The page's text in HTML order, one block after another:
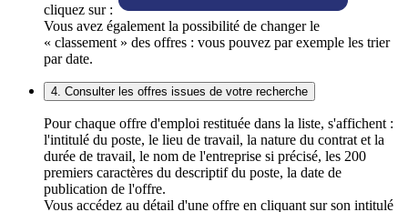
cliquez sur :
Vous avez également la possibilité de changer le
« classement » des offres : vous pouvez par exemple les trier
par date.
4. Consulter les offres issues de votre recherche
Pour chaque offre d'emploi restituée dans la liste, s'affichent :
l'intitulé du poste, le lieu de travail, la nature du contrat et la
durée de travail, le nom de l'entreprise si précisé, les 200
premiers caractères du descriptif du poste, la date de
publication de l'offre.
Vous accédez au détail d'une offre en cliquant sur son intitulé